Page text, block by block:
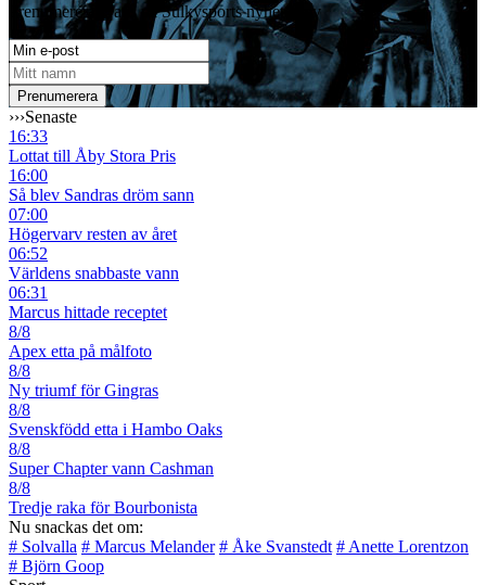
Prenumerera gratis på Sulkysports nyhetsbrev
›››Senaste
16:33
Lottat till Åby Stora Pris
16:00
Så blev Sandras dröm sann
07:00
Högervarv resten av året
06:52
Världens snabbaste vann
06:31
Marcus hittade receptet
8/8
Apex etta på målfoto
8/8
Ny triumf för Gingras
8/8
Svenskfödd etta i Hambo Oaks
8/8
Super Chapter vann Cashman
8/8
Tredje raka för Bourbonista
Nu snackas det om:
# Solvalla # Marcus Melander # Åke Svanstedt # Anette Lorentzon
# Björn Goop